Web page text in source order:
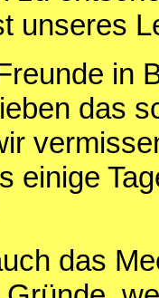
unseres
in
das
einige
das